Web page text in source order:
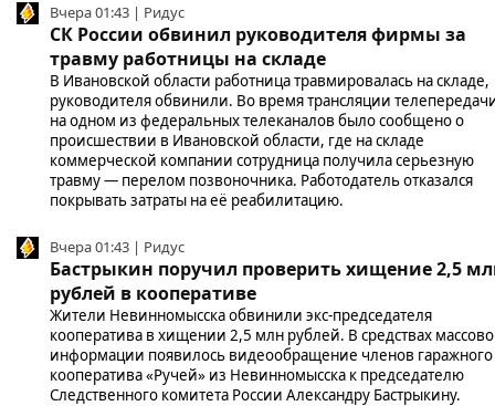
Вчера 01:43 | Ридус
СК России обвинил руководителя фирмы за
травму работницы на складе
В Ивановской области работница травмировалась на складе,
руководителя обвинили. Во время трансляции
на одном из федеральных телеканалов было сообщено о
происшествии в Ивановской области, где на складе
коммерческой компании сотрудница получила серьезную
травму — перелом позвоночника. Работодатель отказался
покрывать затраты на её реабилитацию.
Вчера 01:43 | Ридус
Бастрыкин поручил проверить хищение 2,5
рублей в кооперативе
Жители Невинномысска обвинили экс-председателя
кооператива в хищении 2,5 млн рублей. В средствах
информации появилось видеообращение членов гаражного
кооператива «Ручей» из Невинномысска к председателю
Следственного комитета России Александру Бастрыкину.